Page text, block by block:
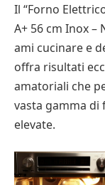
Il “Forno
A+ 56 cm Inox –
ami cucinare e
offra risultati
amatoriali che
vasta gamma di
elevate.